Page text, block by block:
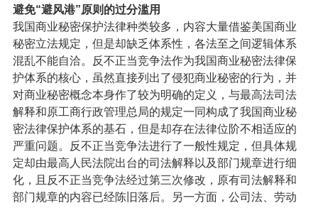
避免“避风港”原则的过分滥用
我国商业秘密保护法律种类较多，内容大量借鉴美国商业
秘密立法规定，但是却缺乏体系性，各法至之间逻辑体系
混乱不能自洽。反不正当竞争法作为我国商业秘密法律保
护体系的核心，虽然直接列出了侵犯商业秘密的行为，并
对商业秘密概念本身作了较为明确的定义，与最高法司法
解释和原工商行政管理总局的规定一同构成了我国商业秘
密法律保护体系的基石，但是却存在法律位阶不相适应的
严重问题。反不正当竞争法进行了一般性规定，但具体规
定却由最高人民法院出台的司法解释以及部门规章进行细
化，且反不正当竞争法经过第三次修改，原有司法解释和
部门规章的内容已经陈旧落后。另一方面，公司法、劳动